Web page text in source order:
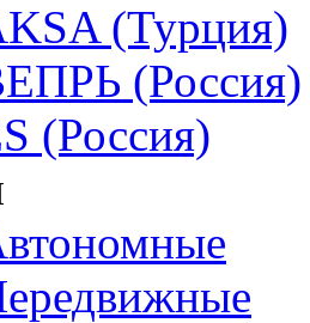
(Турция)
(Россия)
(Россия)